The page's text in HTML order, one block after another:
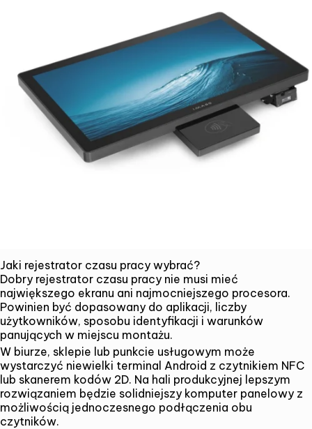
SUMBIT
Alternative:
Jaki rejestrator czasu pracy wybrać?
Dobry rejestrator czasu pracy nie musi mieć
największego ekranu ani najmocniejszego procesora.
Powinien być dopasowany do aplikacji, liczby
użytkowników, sposobu identyfikacji i warunków
panujących w miejscu montażu.
W biurze, sklepie lub punkcie usługowym może
wystarczyć niewielki terminal Android z czytnikiem NFC
lub skanerem kodów 2D. Na hali produkcyjnej lepszym
rozwiązaniem będzie solidniejszy komputer panelowy z
możliwością jednoczesnego podłączenia obu
czytników.